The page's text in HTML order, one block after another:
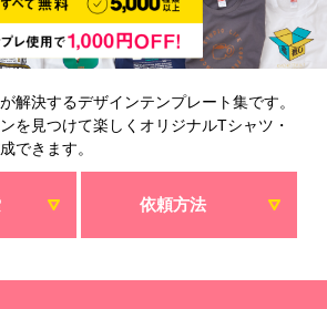
解決するデザインテンプレート集です。
を見つけて楽しくオリジナルTシャツ・
できます。
依頼方法